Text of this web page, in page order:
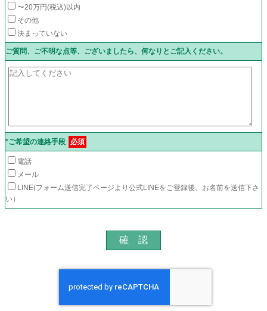
〜20万円(税込)以内
その他
決まっていない
ご質問、ご不明な点等、ございましたら、何なりとご記入ください。
*ご希望の連絡手段 必須
電話
メール
LINE(フォーム送信完了ページより公式LINEをご登録後、お名前を送信下さ
い）